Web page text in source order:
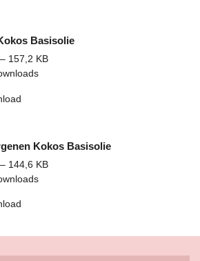
Basisolie
157,2 KB
Kokos Basisolie
144,6 KB